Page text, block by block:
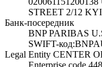
STREET 2/12
Банк-посередник
BNP PARIBAS
SWIFT-
Legal Entity CENTER
Enterprise code